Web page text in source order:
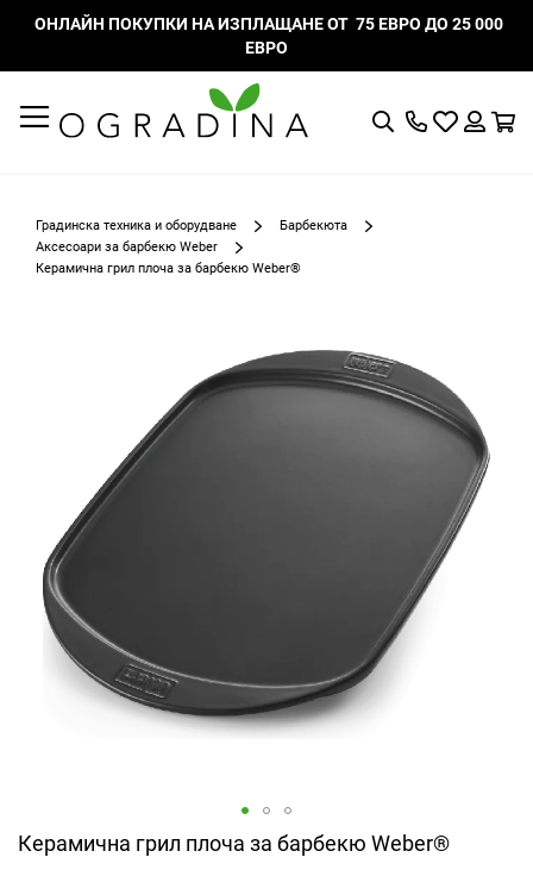
ОНЛАЙН ПОКУПКИ НА ИЗПЛАЩАНЕ ОТ 75 ЕВРО ДО 25 000
ЕВРО
ТърсенеМоят
Градинска техника и оборудване
Барбекюта
Аксесоари за барбекю Weber
Керамична грил плоча за барбекю Weber®
Керамична грил плоча за барбекю Weber®
изображенията
Преминете